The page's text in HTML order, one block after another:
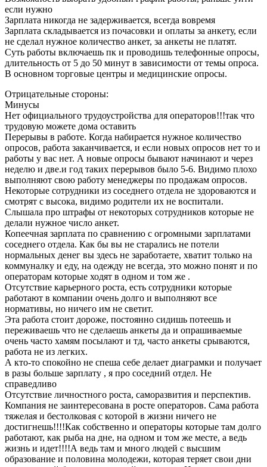
если нужно
Зарплата никогда не задерживается, всегда вовремя
Зарплата складывается из почасовки и оплаты за анкету, если
не сделал нужное количество анкет, за анкеты не платят.
Суть работы включаешь пк и проводишь телефонные опросы,
длительность от 5 до 50 минут в зависимости от темы опроса.
В основном торговые центры и медицинские опросы.
Отрицательные стороны:
Минусы
Нет официального трудоустройства для операторов!!!так что
трудовую можете дома оставить
Перерывы в работе. Когда набирается нужное количество
опросов, работа заканчивается, и если новых опросов нет то и
работы у вас нет. А новые опросы бывают начинают и через
неделю и две.и год таких перерывов было 5-6. Видимо плохо
выполняют свою работу менеджеры по продажам опросов.
Некоторые сотрудники из соседнего отдела не здороваются и
смотрят с высока, видимо родители их не воспитали.
Слышала про штрафы от некоторых сотрудников которые не
делали нужное число анкет.
Копеечная зарплата по сравнению с огромными зарплатами
соседнего отдела. Как бы вы не старались не потели
нормальных денег вы здесь не заработаете, хватит только на
коммуналку и еду, на одежду не всегда, это можно понят и по
операторам которые ходят в одном и том же .
Отсутствие карьерного роста, есть сотрудники которые
работают в компании очень долго и выполняют все
нормативы, но ничего им не светит.
Эта работа стоит дороже, постоянно сидишь потеешь и
переживаешь что не сделаешь анкеты да и опрашиваемые
очень часто хамям посылают и тд, часто анкеты срываются,
работа не из легких.
А кто-то спокойно не спеша себе делает диаграмки и получает
в разы больше зарплату , я про соседний отдел. Не
справедливо
Отсутствие личностного роста, саморазвития и перспектив.
Компания не заинтересована в росте операторов. Сама работа
тяжелая и бестолковая с которой в жизни ничего не
достигнешь!!!!Как собственно и операторы которые там долго
работают, как рыба на дне, на одном и том же месте, а ведь
жизнь и идет!!!!А ведь там и много людей с высшим
образование и половина молодежи, которая теряет свои дни